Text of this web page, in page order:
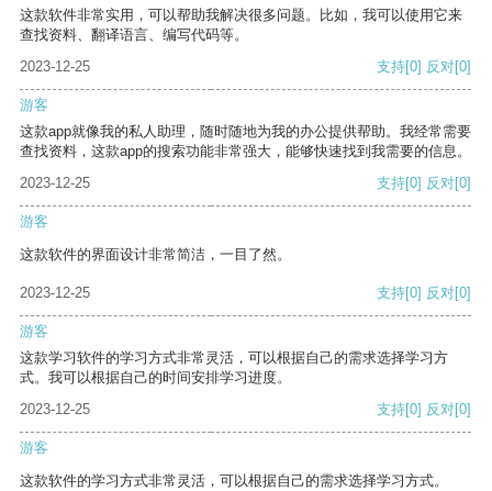
这款软件非常实用，可以帮助我解决很多问题。比如，我可以使用它来
查找资料、翻译语言、编写代码等。
2023-12-25
支持[0] 反对[0]
游客
这款app就像我的私人助理，随时随地为我的办公提供帮助。我经常需要
查找资料，这款app的搜索功能非常强大，能够快速找到我需要的信息。
2023-12-25
支持[0] 反对[0]
游客
这款软件的界面设计非常简洁，一目了然。
2023-12-25 支持[0] 反对[0]
游客
这款学习软件的学习方式非常灵活，可以根据自己的需求选择学习方
式。我可以根据自己的时间安排学习进度。
2023-12-25
支持[0] 反对[0]
游客
这款软件的学习方式非常灵活，可以根据自己的需求选择学习方式。